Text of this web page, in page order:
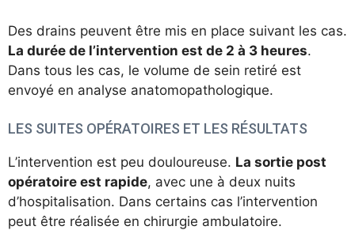
Des drains peuvent être mis en place suivant les cas.
La durée de l’intervention est de 2 à 3 heures.
Dans tous les cas, le volume de sein retiré est
envoyé en analyse anatomopathologique.
LES SUITES OPÉRATOIRES ET LES RÉSULTATS
L’intervention est peu douloureuse. La sortie post
opératoire est rapide, avec une à deux nuits
d’hospitalisation. Dans certains cas l’intervention
peut être réalisée en chirurgie ambulatoire.